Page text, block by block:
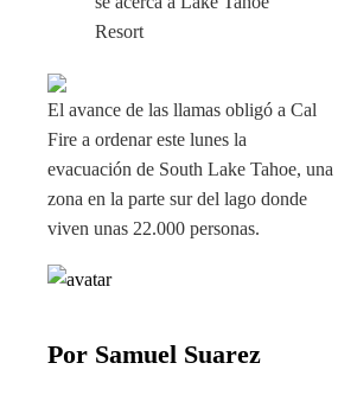
El avance de las llamas obligó a Cal
Fire a ordenar este lunes la
evacuación de South Lake Tahoe, una
zona en la parte sur del lago donde
viven unas 22.000 personas.
Por Samuel Suarez